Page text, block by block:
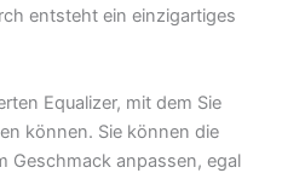
entsteht ein einzigartiges
Equalizer, mit dem Sie
können. Sie können die
Geschmack anpassen, egal